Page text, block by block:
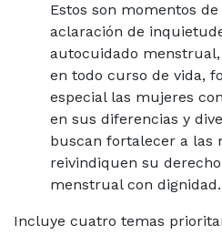
Estos son momentos
aclaración de
autocuidado
en todo curso de vida,
especial las mujeres
en sus diferencias y
buscan fortalecer a las
reivindiquen su
menstrual con dignidad.
Incluye cuatro temas